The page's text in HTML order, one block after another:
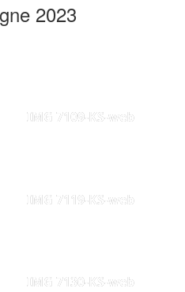
2023
IMG 7109-KS-web
IMG 7119-KS-web
IMG 7130-KS-web